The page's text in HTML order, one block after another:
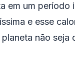
em um
e esse
não seja